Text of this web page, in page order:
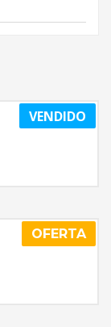
VENDIDO
OFERTA